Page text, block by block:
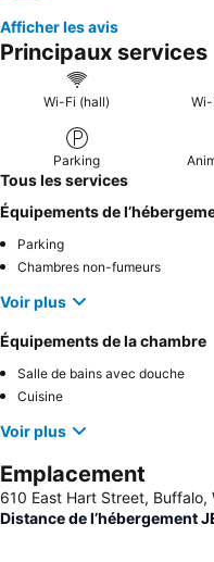
Afficher les avis
Principaux services
Wi-Fi (hall)
Parking
Tous les services
Équipements de
Parking
Chambres non-fumeurs
Voir plus
Équipements de la chambre
Salle de bains avec douche
Cuisine
Voir plus
Emplacement
610 East Hart Street,
Distance de l’hébergement